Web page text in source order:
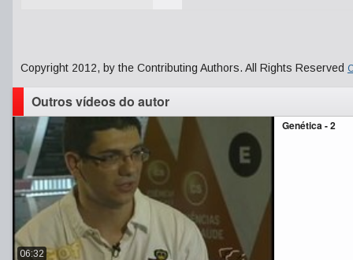
Copyright 2012, by the Contributing Authors. All Rights Reserved
Outros vídeos do autor
Genética - 2
06:32